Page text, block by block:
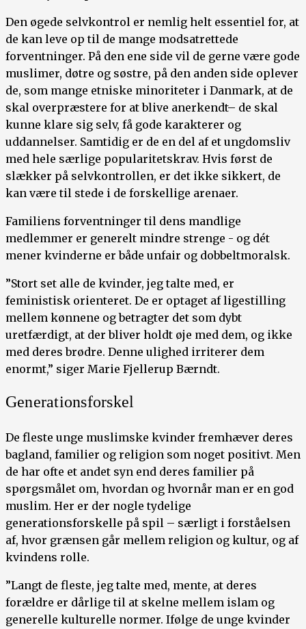
Den øgede selvkontrol er nemlig helt essentiel for, at
de kan leve op til de mange modsatrettede
forventninger. På den ene side vil de gerne være gode
muslimer, døtre og søstre, på den anden side oplever
de, som mange etniske minoriteter i Danmark, at de
skal overpræstere for at blive anerkendt– de skal
kunne klare sig selv, få gode karakterer og
uddannelser. Samtidig er de en del af et ungdomsliv
med hele særlige popularitetskrav. Hvis først de
slækker på selvkontrollen, er det ikke sikkert, de
kan være til stede i de forskellige arenaer.
Familiens forventninger til dens mandlige
medlemmer er generelt mindre strenge - og dét
mener kvinderne er både unfair og dobbeltmoralsk.
”Stort set alle de kvinder, jeg talte med, er
feministisk orienteret. De er optaget af ligestilling
mellem kønnene og betragter det som dybt
uretfærdigt, at der bliver holdt øje med dem, og ikke
med deres brødre. Denne ulighed irriterer dem
enormt,” siger Marie Fjellerup Bærndt.
Generationsforskel
De fleste unge muslimske kvinder fremhæver deres
bagland, familier og religion som noget positivt. Men
de har ofte et andet syn end deres familier på
spørgsmålet om, hvordan og hvornår man er en god
muslim. Her er der nogle tydelige
generationsforskelle på spil – særligt i forståelsen
af, hvor grænsen går mellem religion og kultur, og af
kvindens rolle.
”Langt de fleste, jeg talte med, mente, at deres
forældre er dårlige til at skelne mellem islam og
generelle kulturelle normer. Ifølge de unge kvinder